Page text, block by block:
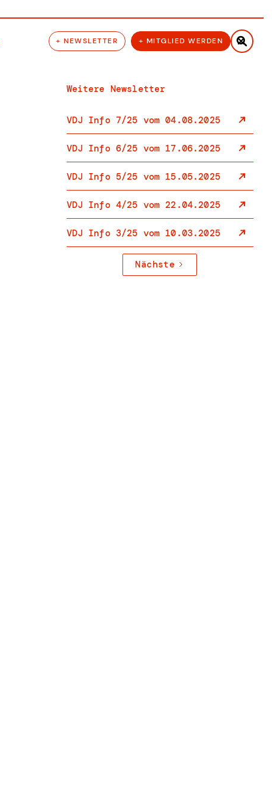
+ NEWSLETTER + MITGLIED WERDEN 
Weitere Newsletter
VDJ Info 7/25 vom 04.08.2025
VDJ Info 6/25 vom 17.06.2025
VDJ Info 5/25 vom 15.05.2025
VDJ Info 4/25 vom 22.04.2025
VDJ Info 3/25 vom 10.03.2025
Nächste